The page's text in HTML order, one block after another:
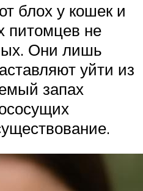
блох у кошек и
питомцев не
Они лишь
уйти из
запах